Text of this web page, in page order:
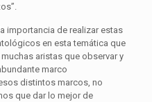
importancia de realizar estas
en esta temática que
aristas que observar y
marco
distintos marcos, no
que dar lo mejor de